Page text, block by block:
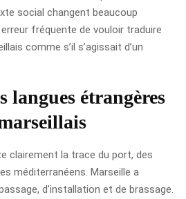
social changent beaucoup
fréquente de vouloir traduire
comme s’il s’agissait d’un
langues étrangères
clairement la trace du port, des
méditerranéens. Marseille a
d’installation et de brassage.